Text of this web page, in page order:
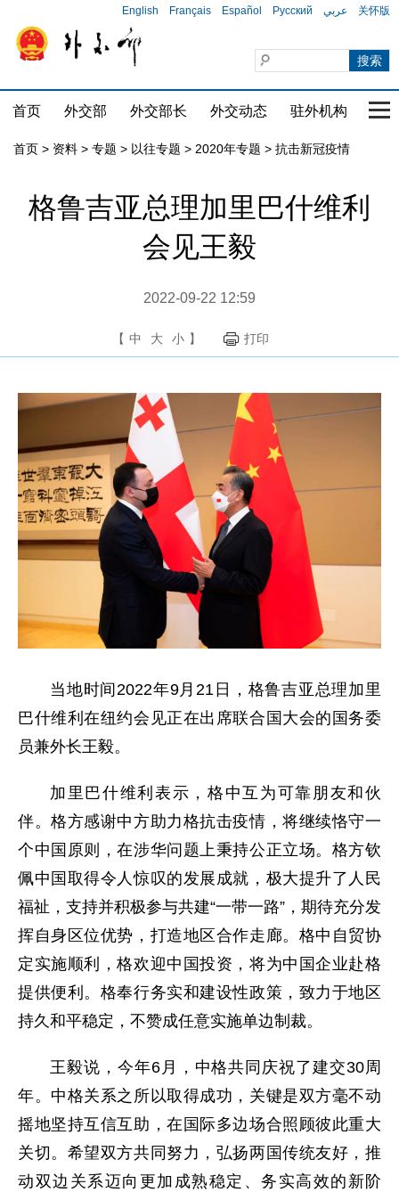
English Français Español Русский عربي 关怀版
首页 外交部 外交部长 外交动态 驻外机构 国
首页 > 资料 > 专题 > 以往专题 > 2020年专题 > 抗击新冠疫情
格鲁吉亚总理加里巴什维利
会见王毅
2022-09-22 12:59
【 中 大 小 】 打印
当地时间2022年9月21日，格鲁吉亚总理加里
巴什维利在纽约会见正在出席联合国大会的国务委
员兼外长王毅。
加里巴什维利表示，格中互为可靠朋友和伙
伴。格方感谢中方助力格抗击疫情，将继续恪守一
个中国原则，在涉华问题上秉持公正立场。格方钦
佩中国取得令人惊叹的发展成就，极大提升了人民
福祉，支持并积极参与共建“一带一路”，期待充分发
挥自身区位优势，打造地区合作走廊。格中自贸协
定实施顺利，格欢迎中国投资，将为中国企业赴格
提供便利。格奉行务实和建设性政策，致力于地区
持久和平稳定，不赞成任意实施单边制裁。
王毅说，今年6月，中格共同庆祝了建交30周
年。中格关系之所以取得成功，关键是双方毫不动
摇地坚持互信互助，在国际多边场合照顾彼此重大
关切。希望双方共同努力，弘扬两国传统友好，推
动双边关系迈向更加成熟稳定、务实高效的新阶